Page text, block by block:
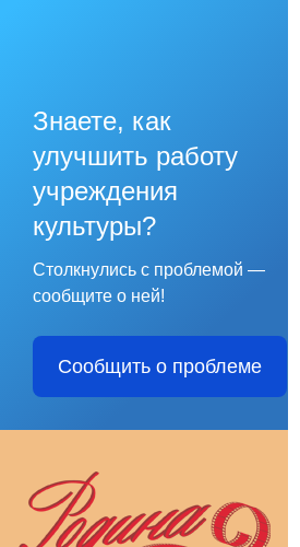
Знаете, как
улучшить работу
учреждения
культуры?
Столкнулись с проблемой —
сообщите о ней!
Сообщить о проблеме